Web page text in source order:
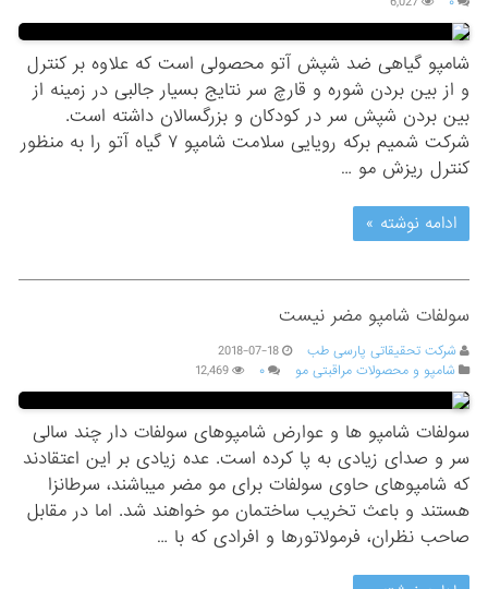
شامپو گیاهی ضد شپش آتو محصولی است که علاوه بر کنترل
و از بین بردن شوره و قارچ سر نتایج بسیار جالبی در زمینه از
بین بردن شپش سر در کودکان و بزرگسالان داشته است.
شرکت شمیم برکه رویایی سلامت شامپو ۷ گیاه آتو را به منظور
کنترل ریزش مو …
ادامه نوشته »
سولفات شامپو مضر نیست
شرکت تحقیقاتی پارسی طب
2018-07-18
شامپو و محصولات مراقبتی مو
۰ 12,469
سولفات شامپو ها و عوارض شامپوهای سولفات دار چند سالی
سر و صدای زیادی به پا کرده است. عده زیادی بر این اعتقادند
که شامپوهای حاوی سولفات برای مو مضر میباشند، سرطانزا
هستند و باعث تخریب ساختمان مو خواهند شد. اما در مقابل
صاحب نظران، فرمولاتورها و افرادی که با …